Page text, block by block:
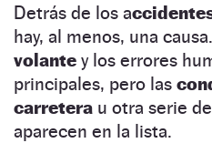
Detrás de los a
hay, al menos, una
volante y los errores
principales, pero las
carretera u otra serie
aparecen en la lista.